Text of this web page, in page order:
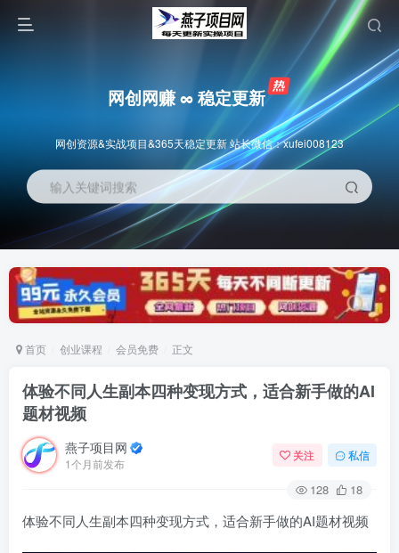
网创网赚 ∞ 稳定更新
网创资源&实战项目&365天稳定更新 站长微信：xufei008123
输入关键词搜索
首页 创业课程 会员免费 正文
体验不同人生副本四种变现方式，适合新手做的AI
题材视频
燕子项目网
1个月前发布
关注 私信
128 18
体验不同人生副本四种变现方式，适合新手做的AI题材视频